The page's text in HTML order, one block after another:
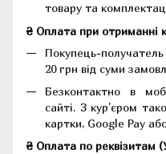
товару та
₴ Оплата при отриманні
Покупець-
20 грн від суми
Безконтактно в
сайті. З кур'єром
картки, Google Pay
₴ Оплата по реквізитам